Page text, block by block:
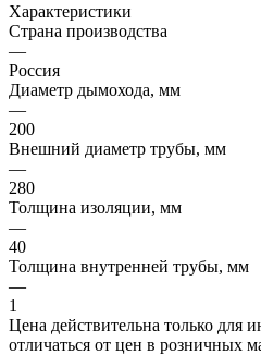
Характеристики
Страна производства
—
Россия
Диаметр дымохода, мм
—
200
Внешний диаметр трубы, мм
—
280
Толщина изоляции, мм
—
40
Толщина внутренней трубы, мм
—
1
Цена действительна только для
отличаться от цен в розничных